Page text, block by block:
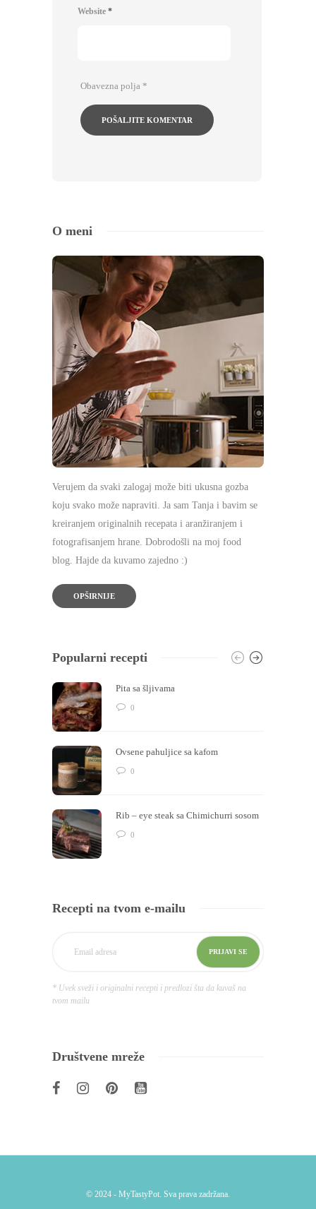
Website *
Obavezna polja *
O meni
Verujem da svaki zalogaj može biti ukusna gozba
koju svako može napraviti. Ja sam Tanja i bavim se
kreiranjem originalnih recepata i aranžiranjem i
fotografisanjem hrane. Dobrodošli na moj food
blog. Hajde da kuvamo zajedno :)
OPŠIRNIJE
Popularni recepti
Pita sa šljivama
0
Ovsene pahuljice sa kafom
0
Rib – eye steak sa Chimichurri sosom
0
Recepti na tvom e-mailu
* Uvek sveži i originalni recepti i predlozi šta da kuvaš na
tvom mailu
Društvene mreže
© 2024 - MyTastyPot. Sva prava zadržana.